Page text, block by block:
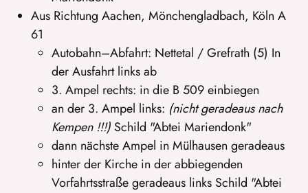
Aus Richtung Aachen, Mönchengladbach, Köln A
61
Autobahn–Abfahrt: Nettetal / Grefrath (5) In
der Ausfahrt links ab
3. Ampel rechts: in die B 509 einbiegen
an der 3. Ampel links: (nicht geradeaus nach
Kempen !!!) Schild "Abtei Mariendonk"
dann nächste Ampel in Mülhausen geradeaus
hinter der Kirche in der abbiegenden
Vorfahrtsstraße geradeaus links Schild "Abtei